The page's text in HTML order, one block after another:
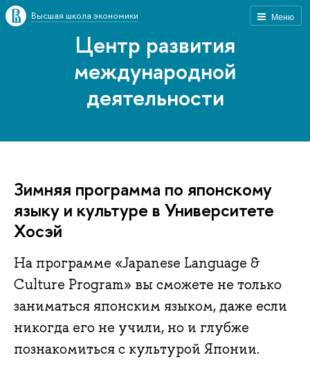
Меню
Высшая школа экономики
Центр развития
международной
деятельности
Зимняя программа по японскому
языку и культуре в Университете
Хосэй
На программе «Japanese Language &
Culture Program» вы сможете не только
заниматься японским языком, даже если
никогда его не учили, но и глубже
познакомиться с культурой Японии.